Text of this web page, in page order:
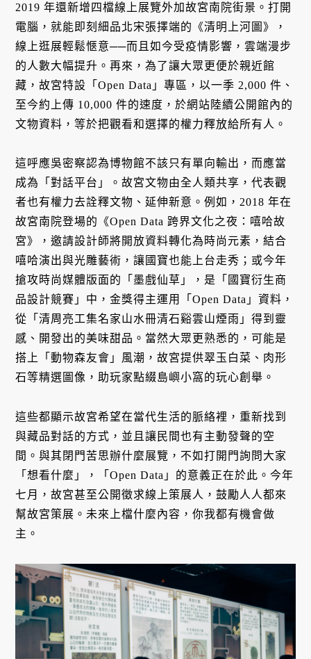
2019 年還新增四檔線上展覽外加故宮南院街景。打開
電腦，就能即刻細品北宋張擇端的《清明上河圖》，
線上逛展輕鬆愜意──而且如今受疫情影響，雲端漫步
的人數大幅提升。再來，為了讓大眾更便於親近館
藏，故宮特設「Open Data」專區，以一季 2,000 件、
至今約上傳 10,000 件的速度，於網站陸續公開館內的
文物資料，等於把觀看和選擇的權力釋放給所有人。
這呼應吳密察認為博物館不該只有單向輸出，而應當
成為「對話平台」。故宮文物由全人類共享，代表觀
者也有權力去詮釋文物、延伸新意。例如，2018 年在
故宮南院登場的《Open Data 跨界文化之夜：嘻哈故
宮》，邀請設計師將開放資料轉化為時尚元素，結合
嘻哈演出與光雕藝術，讓國寶也能上台走秀；或今年
搶攻時尚媒體版面的「墨戲仙草」，是「國寶衍生商
品設計競賽」中，金獎得主運用「Open Data」資料，
從「清周亮工集名家山水冊清石谿雲山煙雨」得到靈
感、開發出的美味甜品。當然大眾更熟悉的，可能是
搭上「動物森友會」風潮，故宮提供翠玉白菜、肉形
石等精選圖像，助玩家點綴島嶼小窩的玩心創舉。
這些都顯示故宮希望在當代生活的脈絡裡，重新找到
與藏品對話的方式，並且讓民間也有主動發聲的空
間。與其閉門苦思辦什麼展覽，不如打開門詢問大家
「想看什麼」，「Open Data」的意義正在於此。今年
七月，故宮甚至公開徵求線上策展人，鼓勵人人都來
幫故宮策展。未來上檔什麼內容，你我都有機會做
主。